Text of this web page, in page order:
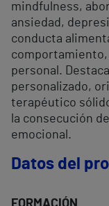
mindfulness,
ansiedad,
conducta
personal.
personalizado,
terapéutico
la consecución
emocional.
Datos del